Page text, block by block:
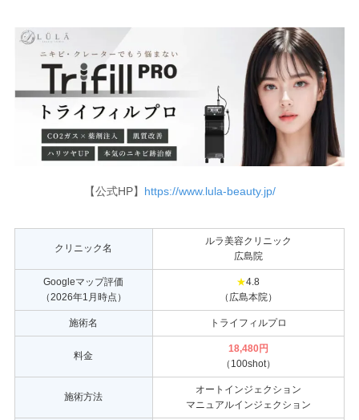
【公式HP】 https://www.lula-beauty.jp/
クリニック名
ルラ美容クリニック
広島院
Googleマップ評価
（2026年1月時点）
★4.8
（広島本院）
施術名 トライフィルプロ
料金
18,480円
（100shot）
施術方法
オートインジェクション
マニュアルインジェクション